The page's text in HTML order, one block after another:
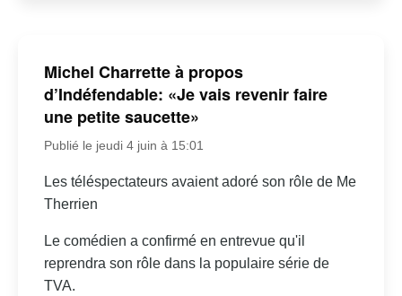
Michel Charrette à propos
d’Indéfendable: «Je vais revenir faire
une petite saucette»
Publié le jeudi 4 juin à 15:01
Les téléspectateurs avaient adoré son rôle de Me
Therrien
Le comédien a confirmé en entrevue qu'il
reprendra son rôle dans la populaire série de
TVA.